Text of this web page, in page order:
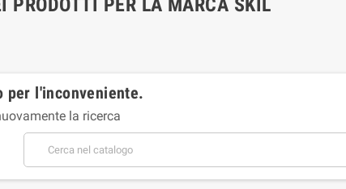
PRODOTTI PER LA MARCA SKIL
per l'inconveniente.
la ricerca